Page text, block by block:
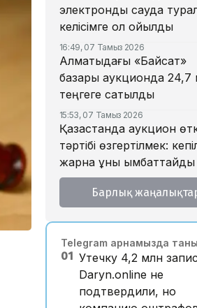
электрондық сауда
келісімге қол қойылды
16:49, 07 Тамыз 2026
Алматыдағы «Байсат»
базары аукционда 24,7
теңгеге сатылды
15:53, 07 Тамыз 2026
Қазақстанда аукцион
тәртібі өзгертілмек:
жарна құны қымбаттайды
15:11, 07 Тамыз 2026
Мемлекеттік грант
астам талапкер тегін
алады
14:45, 07 Тамыз 2026
Ұлттық валютаны
Барлық
Telegram арнамызда
01 Утечку 4,2 млн
Daryn.online не
подтвердили, но